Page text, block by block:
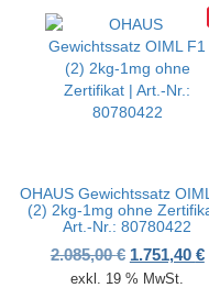
OHAUS Gewichtssatz
(2) 2kg-1mg ohne
Art.-Nr.: 80780422
2.085,00€ 1.751,40 €
exkl. 19 % MwSt.